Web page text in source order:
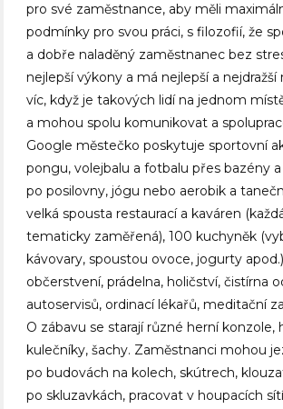
pro své zaměstnance, aby měli
podmínky pro svou práci, s filozofií, že
a dobře naladěný zaměstnanec bez
nejlepší výkony a má nejlepší a nejdražší
víc, když je takových lidí na jednom
a mohou spolu komunikovat a
Google městečko poskytuje sportovní
pongu, volejbalu a fotbalu přes bazény
po posilovny, jógu nebo aerobik a
velká spousta restaurací a kaváren
tematicky zaměřená), 100 kuchyněk
kávovary, spoustou ovoce, jogurty
občerstvení, prádelna, holičství, čistírna
autoservisů, ordinací lékařů, meditační
O zábavu se starají různé herní konzole,
kulečníky, šachy. Zaměstnanci mohou
po budovách na kolech, skútrech,
po skluzavkách, pracovat v houpacích